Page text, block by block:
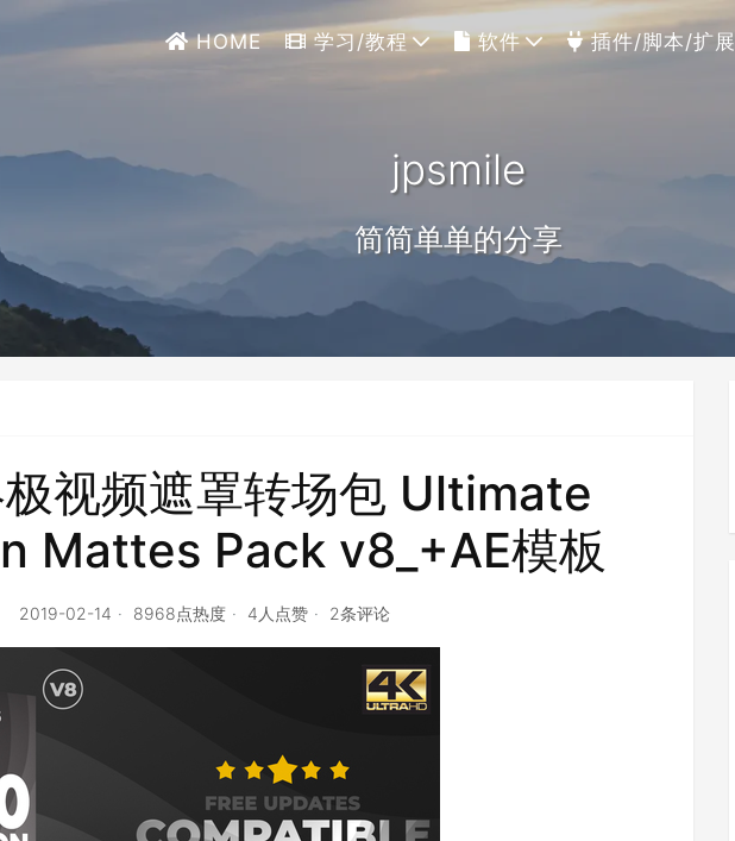
HOME 学习/教程 软件 插件/脚本/扩展
jpsmile
简简单单的分享
视频遮罩转场包 Ultimate
Mattes Pack v8_+AE模板
2019-02-14 8968点热度 4人点赞 2条评论